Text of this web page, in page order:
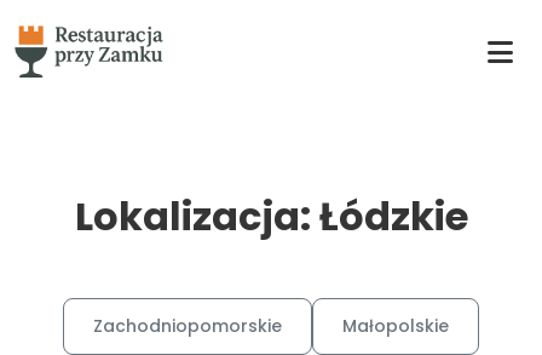
Lokalizacja: Łódzkie
Zachodniopomorskie Małopolskie